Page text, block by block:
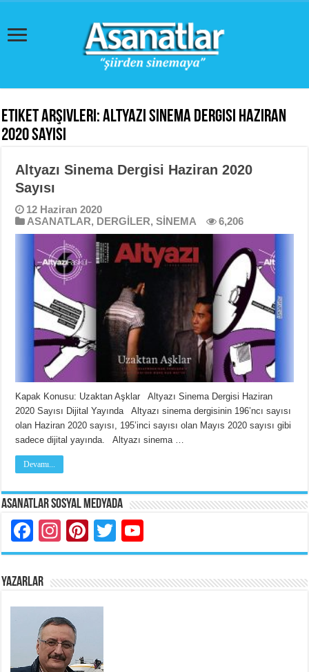
Etiket Arşivleri:Altyazı Sinema Dergisi Haziran
2020 Sayısı
Altyazı Sinema Dergisi Haziran 2020
Sayısı
12 Haziran 2020
ASANATLAR, DERGİLER,SİNEMA 6,206
Kapak Konusu: Uzaktan Aşklar Altyazı Sinema Dergisi Haziran
2020 Sayısı Dijital Yayında Altyazı sinema dergisinin 196’ncı sayısı
olan Haziran 2020 sayısı, 195’inci sayısı olan Mayıs 2020 sayısı gibi
sadece dijital yayında. Altyazı sinema …
Devamı...
Asanatlar Sosyal Medyada
Facebook
Instagram
Pinterest
Twitter
YAZARLAR